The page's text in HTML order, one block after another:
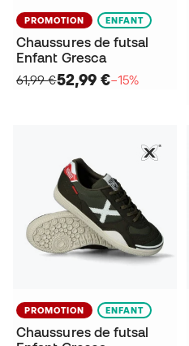
PROMOTION ENFANT
Chaussures de futsal
Enfant Gresca
61,99 €52,99 €−15%
PROMOTION ENFANT
Chaussures de futsal